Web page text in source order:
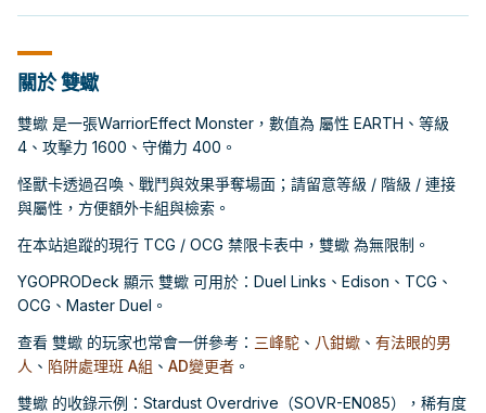
關於 雙蠍
雙蠍 是一張WarriorEffect Monster，數值為 屬性 EARTH、等級
4、攻擊力 1600、守備力 400。
怪獸卡透過召喚、戰鬥與效果爭奪場面；請留意等級 / 階級 / 連接
與屬性，方便額外卡組與檢索。
在本站追蹤的現行 TCG / OCG 禁限卡表中，雙蠍 為無限制。
YGOPRODeck 顯示 雙蠍 可用於：Duel Links、Edison、TCG、
OCG、Master Duel。
查看 雙蠍 的玩家也常會一併參考： 三峰駝 、 八鉗蠍 、 有法眼的男
人 、 陷阱處理班 A組 、 AD變更者 。
雙蠍 的收錄示例：Stardust Overdrive（SOVR-EN085），稀有度